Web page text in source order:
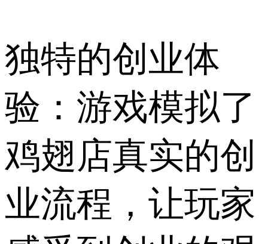
独特的创业体
验：游戏模拟了
鸡翅店真实的创
业流程，让玩家